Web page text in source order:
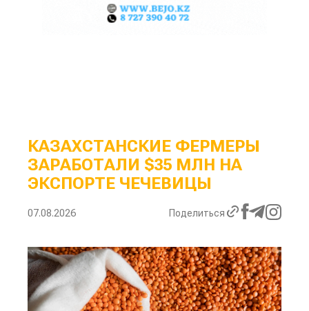
КАЗАХСТАНСКИЕ ФЕРМЕРЫ
ЗАРАБОТАЛИ $35 МЛН НА
ЭКСПОРТЕ ЧЕЧЕВИЦЫ
07.08.2026 Поделиться